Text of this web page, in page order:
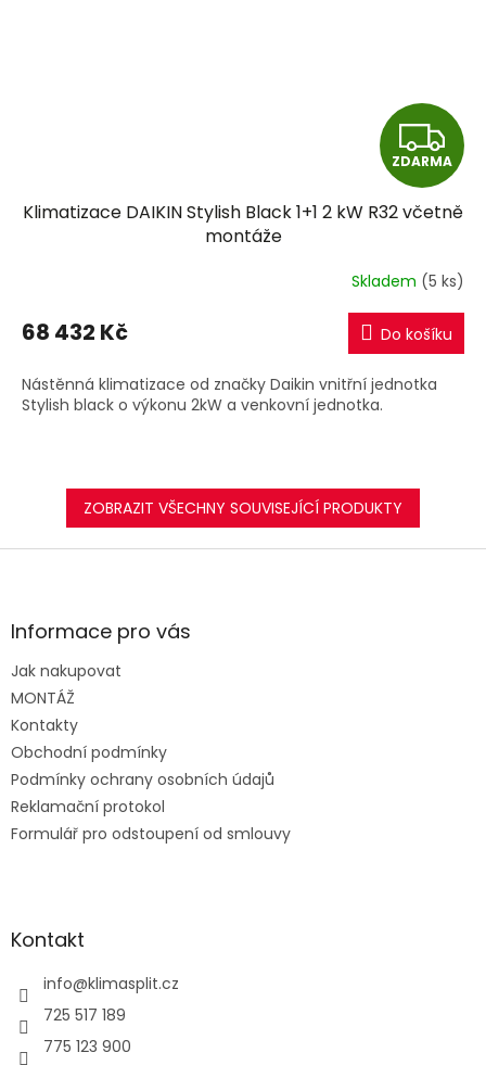
Z
D
A
R
M
A
ZDARMA
Klimatizace DAIKIN Stylish Black 1+1 2 kW R32 včetně
montáže
Skladem (5 ks)
68 432 Kč Do košíku
Nástěnná klimatizace od značky Daikin vnitřní jednotka
Stylish black o výkonu 2kW a venkovní jednotka.
ZOBRAZIT VŠECHNY SOUVISEJÍCÍ PRODUKTY
Z
aInformace pro vás
Jak nakupovat
MONTÁŽ
Kontakty
Obchodní podmínky
Podmínky ochrany osobních údajů
Reklamační protokol
Formulář pro odstoupení od smlouvy
Kontakt
info@klimasplit.cz
725 517 189
775 123 900